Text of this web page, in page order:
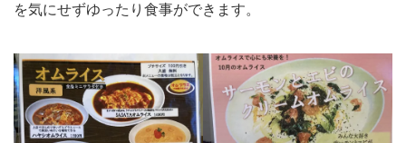
を気にせずゆったり食事ができます。